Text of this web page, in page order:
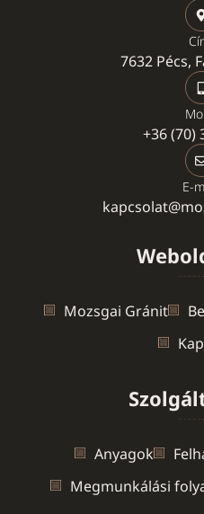
7632 Pécs,
+36 (70)
E-
Mozsgai Gránit
Anyagok
Megmunkálási